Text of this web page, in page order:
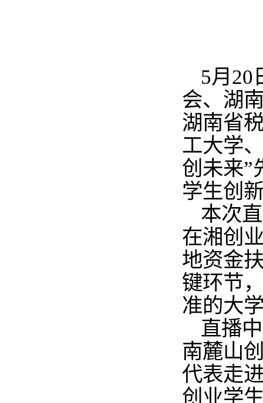
5月 20
会、湖
湖南省
工大学
创未来”
学生创
本次
在湘创
地资金
键环节
准的大
直播
南麓山
代表走
创业学